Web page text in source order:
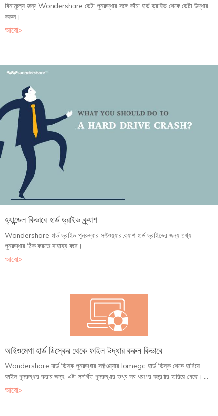
বিনামূল্যে জন্য Wondershare ডেটা পুনরুদ্ধার সঙ্গে কাঁচা হার্ড ড্রাইভ থেকে ডেটা উদ্ধার
করুন। ...
আরো>
হ্যান্ডেল কিভাবে হার্ড ড্রাইভ ক্র্যাশ
Wondershare হার্ড ড্রাইভ পুনরুদ্ধার সফ্টওয়্যার ক্র্যাশ হার্ড ড্রাইভের জন্য তথ্য
পুনরুদ্ধার ঠিক করতে সাহায্য করে। ...
আরো>
আইওমেগা হার্ড ডিস্কের থেকে ফাইল উদ্ধার করুন কিভাবে
Wondershare হার্ড ডিস্ক পুনরুদ্ধার সফ্টওয়্যার lomega হার্ড ডিস্ক থেকে হারিয়ে
ফাইল পুনরুদ্ধার করার জন্য, এটা সমর্থিত পুনরুদ্ধার তথ্য সব ধরণের যন্ত্রণার হারিয়ে গেছে। ...
আরো>